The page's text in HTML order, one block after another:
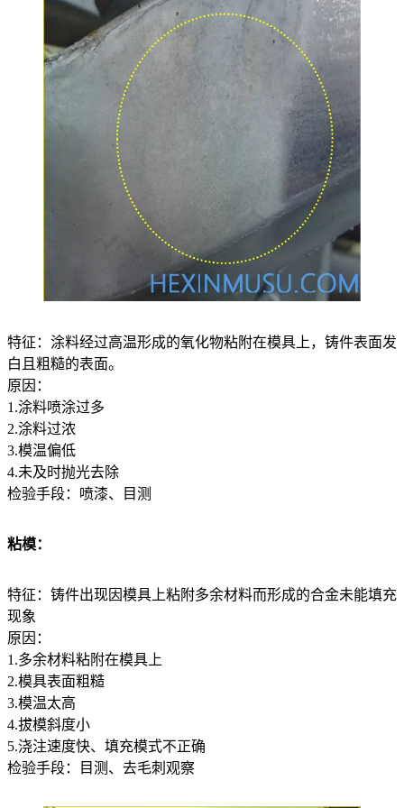
特征：涂料经过高温形成的氧化物粘附在模具上，铸件表面发
白且粗糙的表面。
原因：
1.涂料喷涂过多
2.涂料过浓
3.模温偏低
4.未及时抛光去除
检验手段：喷漆、目测
粘模：
特征：铸件出现因模具上粘附多余材料而形成的合金未能填充
现象
原因：
1.多余材料粘附在模具上
2.模具表面粗糙
3.模温太高
4.拔模斜度小
5.浇注速度快、填充模式不正确
检验手段：目测、去毛刺观察